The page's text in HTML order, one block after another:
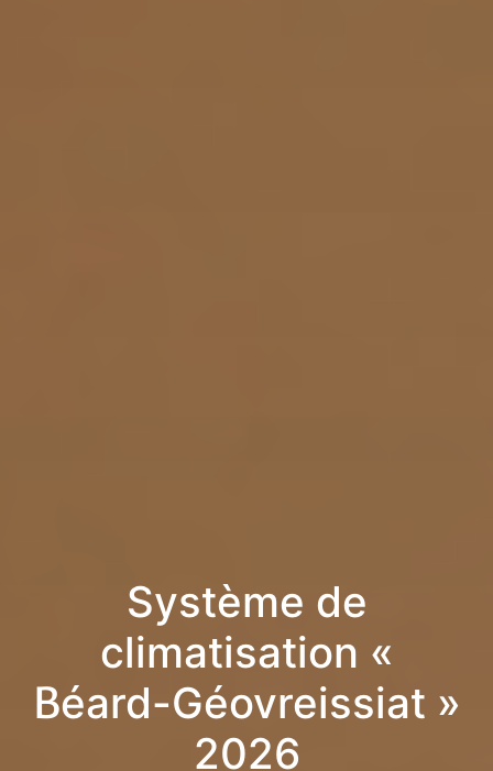
Système de
climatisation «
Béard-Géovreissiat »
2026